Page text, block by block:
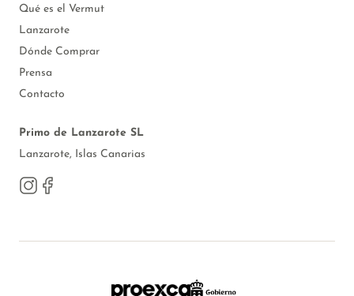
Qué es el Vermut
Lanzarote
Dónde Comprar
Prensa
Contacto
Primo de Lanzarote SL
Lanzarote, Islas Canarias